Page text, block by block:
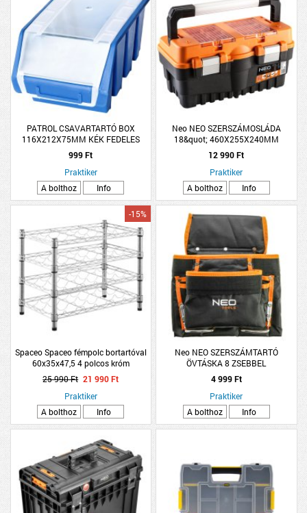
PATROL CSAVARTARTÓ BOX
116X212X75MM KÉK FEDELES
ERGOBOX PLUS 2L
999 Ft
Praktiker
A bolthoz
Info
Neo NEO SZERSZÁMOSLÁDA
18&quot; 460X255X240MM
12 990 Ft
Praktiker
A bolthoz
Info
Spaceo Spaceo fémpolc bortartóval
60x35x47,5 4 polcos króm
-15%
25 990 Ft 21 990 Ft
Praktiker
A bolthoz
Info
Neo NEO SZERSZÁMTARTÓ
ÖVTÁSKA 8 ZSEBBEL
4 999 Ft
Praktiker
A bolthoz
Info